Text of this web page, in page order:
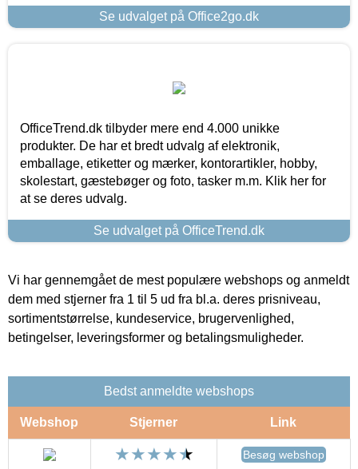
Se udvalget på Office2go.dk
OfficeTrend.dk tilbyder mere end 4.000 unikke
produkter. De har et bredt udvalg af elektronik,
emballage, etiketter og mærker, kontorartikler, hobby,
skolestart, gæstebøger og foto, tasker m.m. Klik her for
at se deres udvalg.
Se udvalget på OfficeTrend.dk
Vi har gennemgået de mest populære webshops og anmeldt
dem med stjerner fra 1 til 5 ud fra bl.a. deres prisniveau,
sortimentstørrelse, kundeservice, brugervenlighed,
betingelser, leveringsformer og betalingsmuligheder.
Bedst anmeldte webshops
Webshop Stjerner Link
Besøg webshop